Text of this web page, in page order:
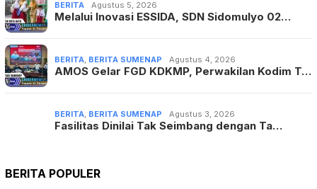
BERITA Agustus 5, 2026
Melalui Inovasi ESSIDA, SDN Sidomulyo 02…
BERITA, BERITA SUMENAP Agustus 4, 2026
AMOS Gelar FGD KDKMP, Perwakilan Kodim T…
BERITA, BERITA SUMENAP Agustus 3, 2026
Fasilitas Dinilai Tak Seimbang dengan Ta…
BERITA POPULER